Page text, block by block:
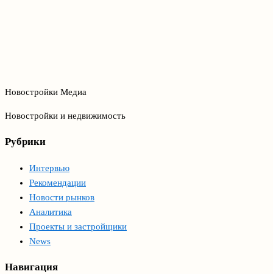
Новостройки Медиа
Новостройки и недвижимость
Рубрики
Интервью
Рекомендации
Новости рынков
Аналитика
Проекты и застройщики
News
Навигация